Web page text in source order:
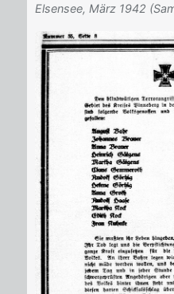
Elsensee, März 1942